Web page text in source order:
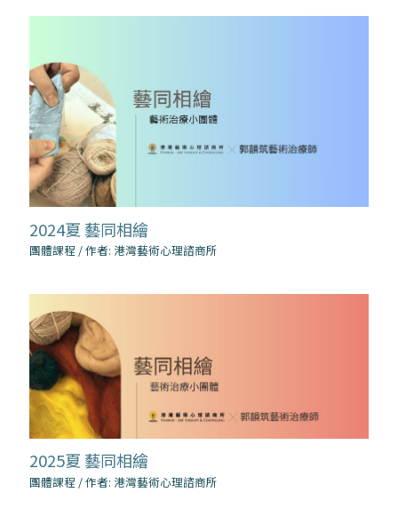
2024夏 藝同相繪
團體課程 / 作者: 港灣藝術心理諮商所
2025夏 藝同相繪
團體課程 / 作者: 港灣藝術心理諮商所